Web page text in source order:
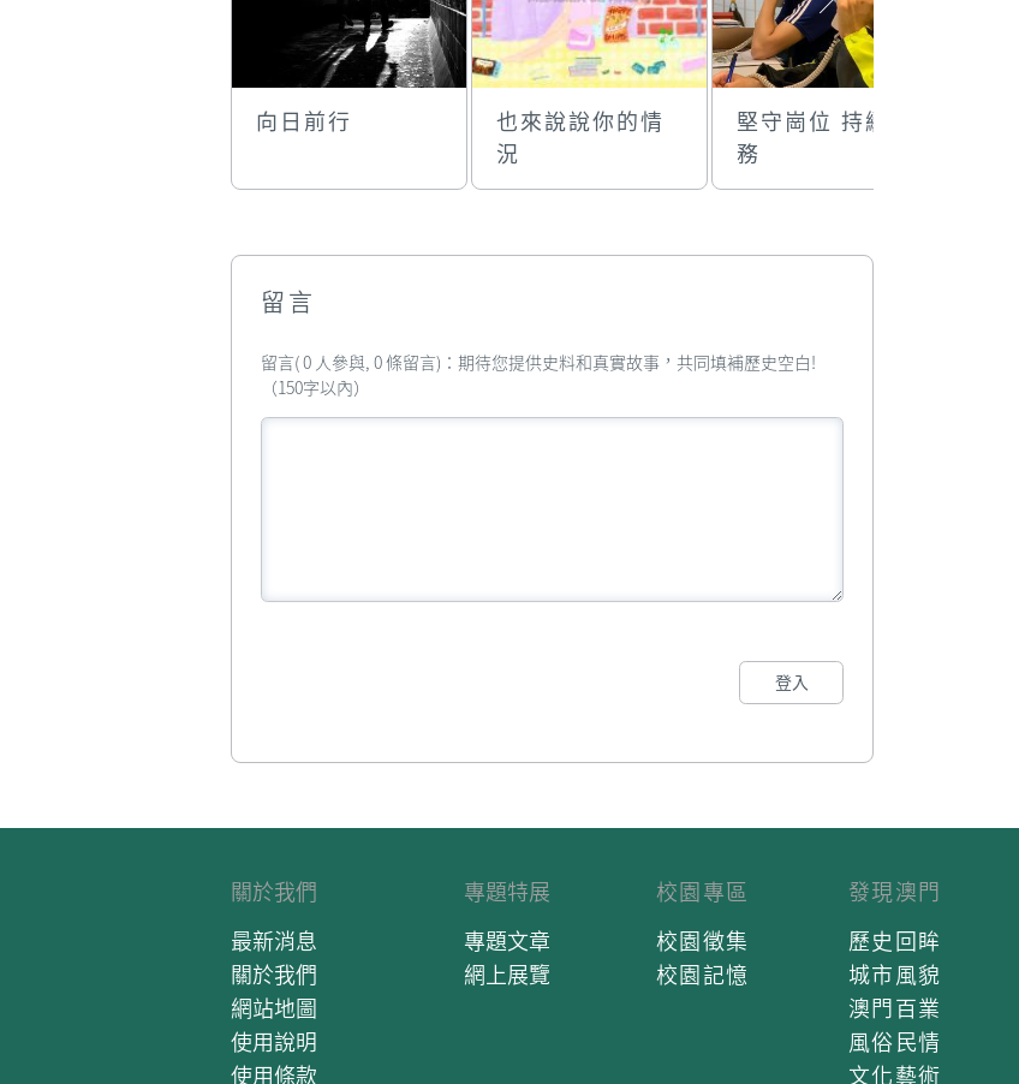
向日前行
也來說說你的情
況
堅守崗位 持續服
務
留言
留言( 0 人參與, 0 條留言)：期待您提供史料和真實故事，共同填補歷史空白!
（150字以內）
登入
關於我們
最新消息
關於我們
網站地圖
使用說明
使用條款
專題特展
專題文章
網上展覽
校園專區
校園徵集
校園記憶
發現澳門
歷史回眸
城市風貌
澳門百業
風俗民情
文化藝術